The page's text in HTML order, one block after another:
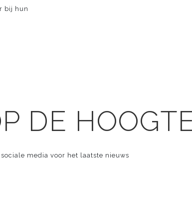
bij hun
DE
media voor het laatste nieuws